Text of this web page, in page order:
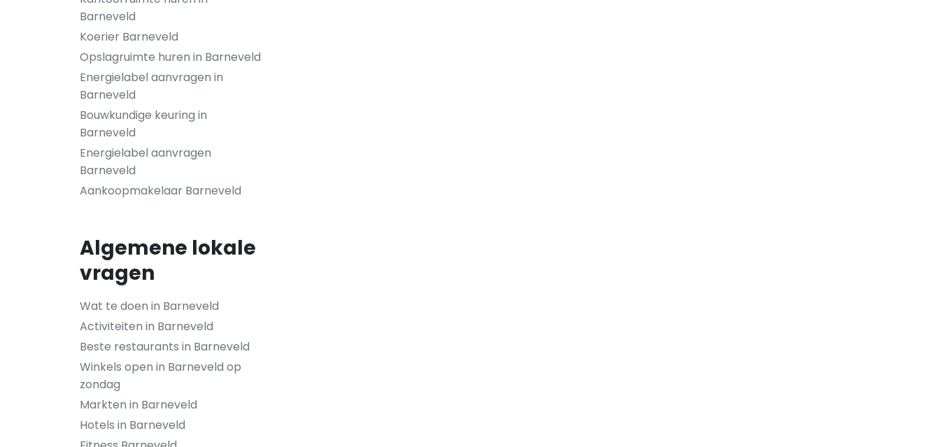
Barneveld
Koerier Barneveld
Opslagruimte huren in Barneveld
Energielabel aanvragen in
Barneveld
Bouwkundige keuring in
Barneveld
Energielabel aanvragen
Barneveld
Aankoopmakelaar Barneveld
Algemene lokale
vragen
Wat te doen in Barneveld
Activiteiten in Barneveld
Beste restaurants in Barneveld
Winkels open in Barneveld op
zondag
Markten in Barneveld
Hotels in Barneveld